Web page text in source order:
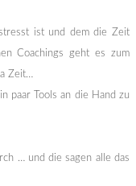
ist und dem die Zeit
Coachings geht es zum
Zeit…
paar Tools an die Hand zu
… und die sagen alle das